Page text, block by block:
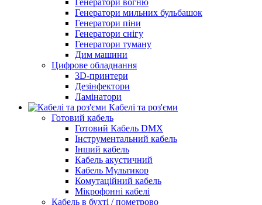
Генератори вогню
Генератори мильних бульбашок
Генератори піни
Генератори снігу
Генератори туману
Дим машини
Цифрове обладнання
3D-принтери
Дезінфектори
Ламінатори
Кабелі та роз'єми
Готовий кабель
Готовий Кабель DMX
Інструментальний кабель
Інший кабель
Кабель акустичний
Кабель Мультикор
Комутаційний кабель
Мікрофонні кабелі
Кабель в бухті / пометрово